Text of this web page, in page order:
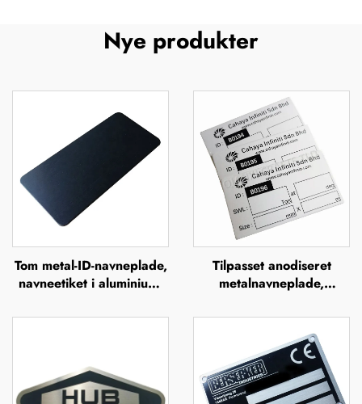
Nye produkter
Tom metal-ID-navneplade,
navneetiket i aluminium,
navneplade i rustfrit stål,
Tilpasset anodiseret
metalnavneplade,
aluminiumsnavneplader